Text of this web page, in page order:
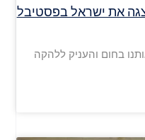
את ישראל בפסטיבל
בחום והעניק ללהקה